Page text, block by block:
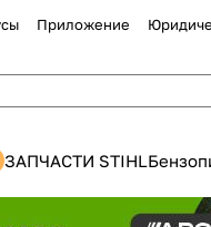
Приложение
ЗАПЧАСТИ STIHL